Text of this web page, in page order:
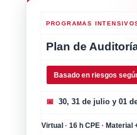
PROGRAMAS
Plan de
Basado en riesgos
📅 30, 31 de julio y 01
Virtual · 16 h CPE · Material